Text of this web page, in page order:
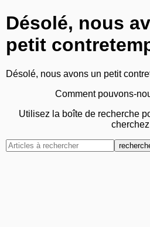
Désolé, nous
petit
Désolé, nous avons un petit
Comment pouvons-
Utilisez la boîte de recherche